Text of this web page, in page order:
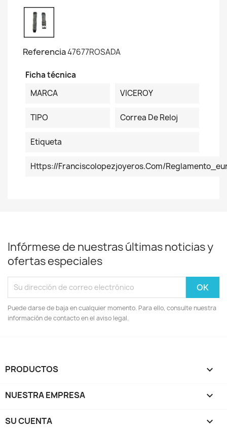
Referencia47677ROSADA
Ficha técnica
MARCA
VICEROY
TIPO Correa De Reloj
Etiqueta
Https://franciscolopezjoyeros.com/
Infórmese de nuestras últimas noticias y
ofertas especiales
Puede darse de baja en cualquier momento. Para ello, consulte nuestra
información de contacto en el aviso legal.
PRODUCTOS 
NUESTRA EMPRESA 
SU CUENTA 